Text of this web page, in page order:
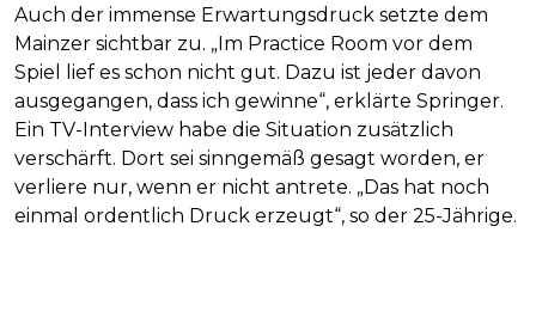
Auch der immense Erwartungsdruck setzte dem
Mainzer sichtbar zu. „Im Practice Room vor dem
Spiel lief es schon nicht gut. Dazu ist jeder davon
ausgegangen, dass ich gewinne“, erklärte Springer.
Ein TV-Interview habe die Situation zusätzlich
verschärft. Dort sei sinngemäß gesagt worden, er
verliere nur, wenn er nicht antrete. „Das hat noch
einmal ordentlich Druck erzeugt“, so der 25-Jährige.